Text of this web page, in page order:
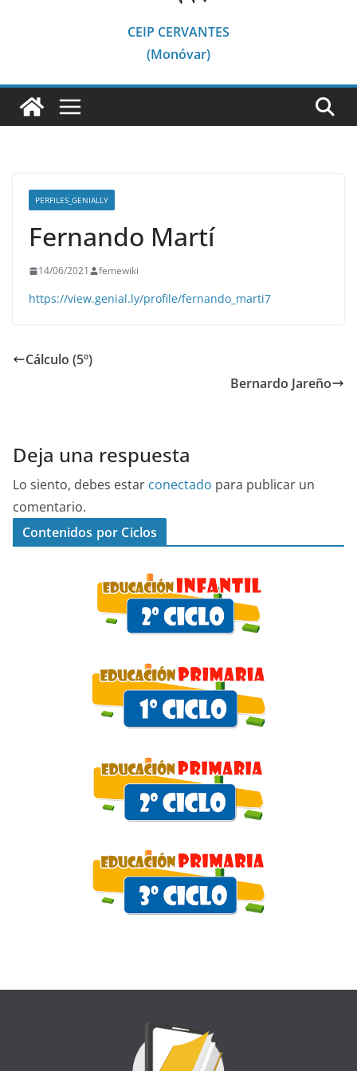
CEIP CERVANTES
(Monóvar)
PERFILES_GENIALLY
Fernando Martí
14/06/2021 femewiki
https://view.genial.ly/profile/fernando_marti7
Cálculo (5º)
Bernardo Jareño
Deja una respuesta
Lo siento, debes estar conectado para publicar un
comentario.
Contenidos por Ciclos